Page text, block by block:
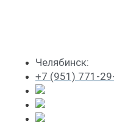
Челябинск:
+7 (951) 771-